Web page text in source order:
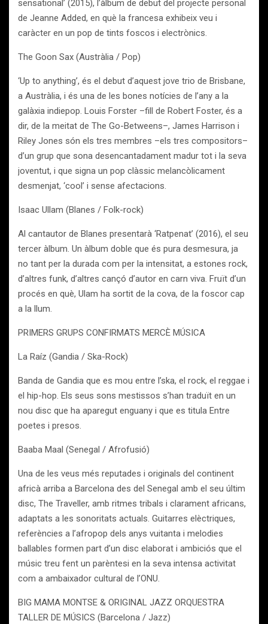
sensational’ (2015), l’àlbum de debut del projecte personal
de Jeanne Added, en què la francesa exhibeix veu i
caràcter en un pop de tints foscos i electrònics.
The Goon Sax (Austràlia / Pop)
‘Up to anything’, és el debut d’aquest jove trio de Brisbane,
a Austràlia, i és una de les bones notícies de l’any a la
galàxia indiepop. Louis Forster –fill de Robert Foster, és a
dir, de la meitat de The Go-Betweens–, James Harrison i
Riley Jones són els tres membres –els tres compositors–
d’un grup que sona desencantadament madur tot i la seva
joventut, i que signa un pop clàssic melancòlicament
desmenjat, ‘cool’ i sense afectacions.
Isaac Ullam (Blanes / Folk-rock)
Al cantautor de Blanes presentarà ‘Ratpenat’ (2016), el seu
tercer àlbum. Un àlbum doble que és pura desmesura, ja
no tant per la durada com per la intensitat, a estones rock,
d’altres funk, d’altres cançó d’autor en carn viva. Fruït d’un
procés en què, Ulam ha sortit de la cova, de la foscor cap
a la llum.
PRIMERS GRUPS CONFIRMATS MERCÈ MÚSICA
La Raíz (Gandia / Ska-Rock)
Banda de Gandia que es mou entre l’ska, el rock, el reggae i
el hip-hop. Els seus sons mestissos s’han traduït en un
nou disc que ha aparegut enguany i que es titula Entre
poetes i presos.
Baaba Maal (Senegal / Afrofusió)
Una de les veus més reputades i originals del continent
africà arriba a Barcelona des del Senegal amb el seu últim
disc, The Traveller, amb ritmes tribals i clarament africans,
adaptats a les sonoritats actuals. Guitarres elèctriques,
referències a l’afropop dels anys vuitanta i melodies
ballables formen part d’un disc elaborat i ambiciós que el
músic treu fent un parèntesi en la seva intensa activitat
com a ambaixador cultural de l’ONU.
BIG MAMA MONTSE & ORIGINAL JAZZ ORQUESTRA
TALLER DE MÚSICS (Barcelona / Jazz)